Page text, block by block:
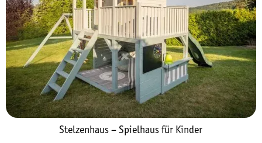
Stelzenhaus – Spielhaus für Kinder